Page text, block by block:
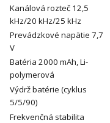
Kanálová rozteč 12,5
kHz/20 kHz/25 kHz
Prevádzkové napätie 7,7
V
Batéria 2000 mAh, Li-
polymerová
Výdrž batérie (cyklus
5/5/90)
Frekvenčná stabilita